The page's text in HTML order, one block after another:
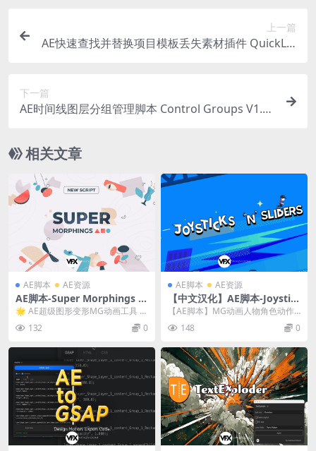
上一篇
AE快速查找并替换项目模板丢失素材插件 QuickLin
下一篇
AE时间线图层分组管理脚本 Control Groups V1.5.
相关文章
AE脚本 AE资源
AE脚本-Super Morphings v
1.0.6 超级图形变形MG动画工
具 + 使用教程
🌟 AE超级图形变形MG动画工具 S
132 0
AE脚本 AE资源
【中文汉化】AE脚本-Joystic
ks ‘n Sliders V1.7.12 MG动
画人物角色动作关键帧动画过
渡可视化映射控制脚本
【AE脚本】MG动画人物角色动作
关键帧动画过渡可视化映射控制AE
脚本 Joyst...
148 0